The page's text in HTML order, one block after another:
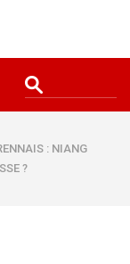
: NIANG
?